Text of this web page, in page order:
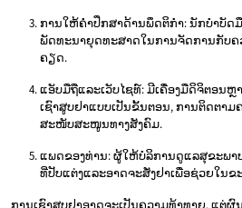
ການໃຫ້ຄໍາປຶກສາດ້ານພຶດຕິກໍາ: ນັກບໍາບັດ
ພັດທະນາຍຸດທະສາດໃນການຈັດການກັບຄ
ຄຽດ.
ແອັບມືຖືແລະເວັບໄຊທ໌: ມີເຄື່ອງມືດິຈິຕອນ
ເຊົາສູບຢາແບບເປັນຂັ້ນຕອນ, ການຕິດຕາ
ສະໜັບສະໜູນທາງສັງຄົມ.
ແພດຂອງທ່ານ: ຜູ້ໃຫ້ບໍລິການດູແລສຸຂະພ
ທີ່ປັບແຕ່ງແລະອາດຈະສັ່ງຢາເພື່ອຊ່ວຍໃນຂ
ການເຊົາສູບຢາອາດຈະເປັນຄວາມທ້າທາຍ, ແຕ່